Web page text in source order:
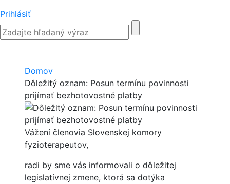
Prihlásiť
Domov
Dôležitý oznam: Posun termínu povinnosti
prijímať bezhotovostné platby
Vážení členovia Slovenskej komory
fyzioterapeutov,
radi by sme vás informovali o dôležitej
legislatívnej zmene, ktorá sa dotýka